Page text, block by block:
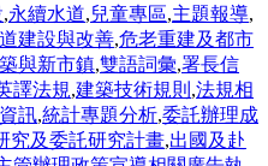
,永續水道,兒童專區,主題報導,
建設與改善,危老重建及都市
與新市鎮,雙語詞彙,署長信
譯法規,建築技術規則 ,法規相
訊,統計專題分析,委託辦理成
究及委託研究計畫,出國及赴